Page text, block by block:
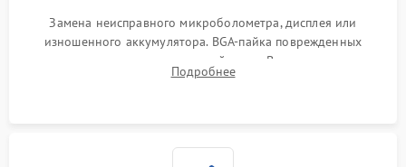
Замена неисправного микроболометра, дисплея или
изношенного аккумулятора. BGA-пайка поврежденных
контроллеров на материнской плате. Восстановление
разъемов и кнопок, замена поврежденных элементов
Подробнее